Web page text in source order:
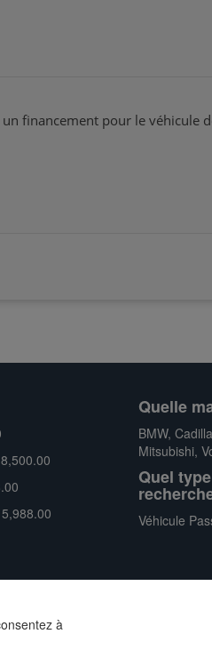
financement pour le véhicule
Quelle
BMW,
Mitsubishi,
Quel
Véhicule
à